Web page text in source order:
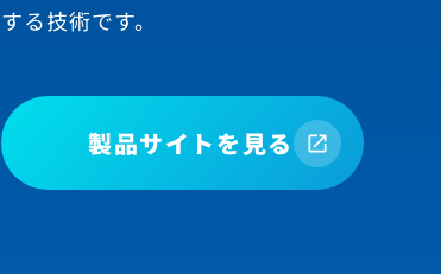
する技術です。
製品サイトを見る